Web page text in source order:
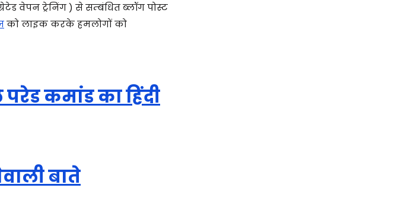
वेपन ट्रेनिंग ) से सम्बंधित ब्लॉग पोस्ट
को लाइक करके हमलोगों को
कमांड का हिंदी
बाते